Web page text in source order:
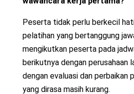
Peserta tidak perlu berkecil
pelatihan yang bertanggung
mengikutkan peserta pada
berikutnya dengan perusahaan
dengan evaluasi dan perbaikan
yang dirasa masih kurang.